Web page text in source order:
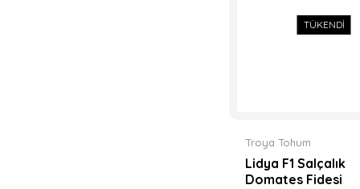
TÜKENDİ
Troya Tohum
Lidya F1 Salçalık
Domates Fidesi